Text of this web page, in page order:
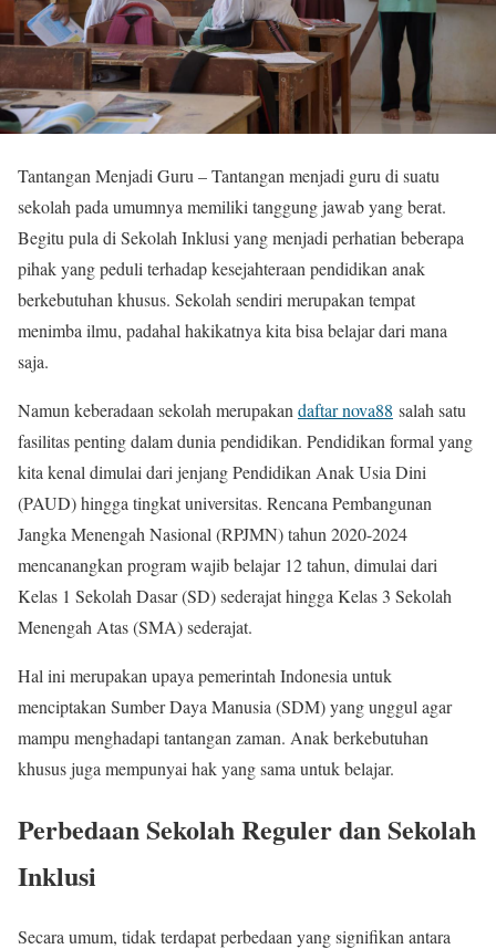
Tantangan Menjadi Guru – Tantangan menjadi guru di suatu
sekolah pada umumnya memiliki tanggung jawab yang berat.
Begitu pula di Sekolah Inklusi yang menjadi perhatian beberapa
pihak yang peduli terhadap kesejahteraan pendidikan anak
berkebutuhan khusus. Sekolah sendiri merupakan tempat
menimba ilmu, padahal hakikatnya kita bisa belajar dari mana
saja.
Namun keberadaan sekolah merupakan daftar nova88 salah satu
fasilitas penting dalam dunia pendidikan. Pendidikan formal yang
kita kenal dimulai dari jenjang Pendidikan Anak Usia Dini
(PAUD) hingga tingkat universitas. Rencana Pembangunan
Jangka Menengah Nasional (RPJMN) tahun 2020-2024
mencanangkan program wajib belajar 12 tahun, dimulai dari
Kelas 1 Sekolah Dasar (SD) sederajat hingga Kelas 3 Sekolah
Menengah Atas (SMA) sederajat.
Hal ini merupakan upaya pemerintah Indonesia untuk
menciptakan Sumber Daya Manusia (SDM) yang unggul agar
mampu menghadapi tantangan zaman. Anak berkebutuhan
khusus juga mempunyai hak yang sama untuk belajar.
Perbedaan Sekolah Reguler dan Sekolah
Inklusi
Secara umum, tidak terdapat perbedaan yang signifikan antara